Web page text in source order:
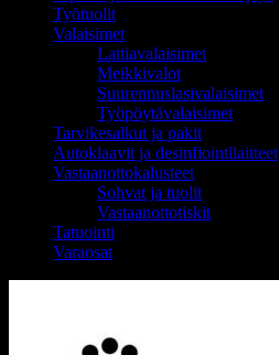
Työtuolit
Valaisimet
Lattiavalaisimet
Meikkivalot
Suurennuslasivalaisimet
Työpöytävalaisimet
Tarvikesalkut ja pakit
Autoklaavit ja desinfiointilaitteet
Vastaanottokalusteet
Sohvat ja tuolit
Vastaanottotiskit
Tatuointi
Varaosat